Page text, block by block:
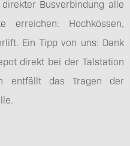
Busverbindung alle
erreichen: Hochkössen,
Ein Tipp von uns: Dank
direkt bei der Talstation
entfällt das Tragen der